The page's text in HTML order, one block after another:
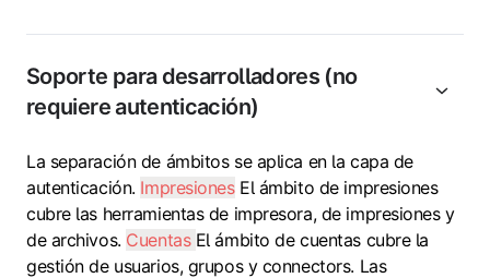
Soporte para desarrolladores (no
requiere autenticación)
La separación de ámbitos se aplica en la capa de
autenticación. ImpresionesEl ámbito de impresiones
cubre las herramientas de impresora, de impresiones y
de archivos. Cuentas El ámbito de cuentas cubre la
gestión de usuarios, grupos y connectors. Las